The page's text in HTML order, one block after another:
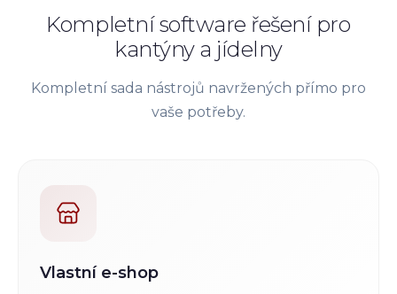
Kompletní software řešení pro
kantýny a jídelny
Kompletní sada nástrojů navržených přímo pro
vaše potřeby.
Vlastní e-shop